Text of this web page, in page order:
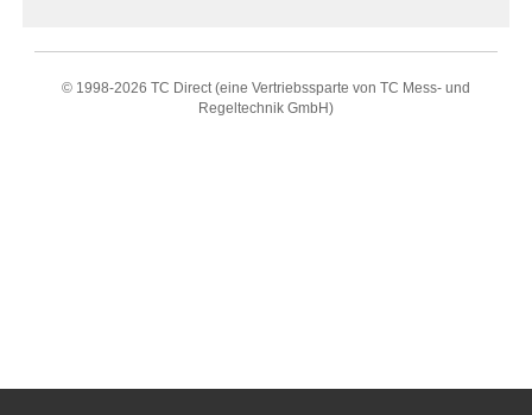
© 1998-2026 TC Direct (eine Vertriebssparte von TC Mess- und
Regeltechnik GmbH)